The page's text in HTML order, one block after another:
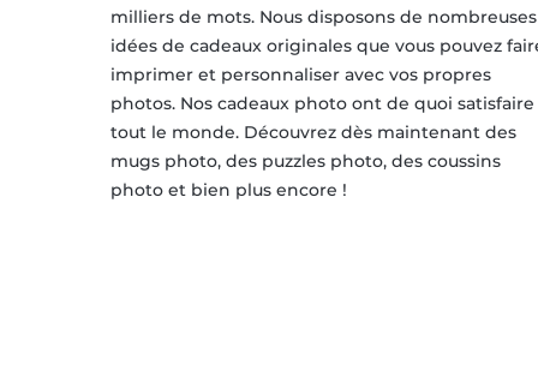
milliers de mots. Nous disposons de nombreuses
idées de cadeaux originales que vous pouvez
imprimer et personnaliser avec vos propres
photos. Nos cadeaux photo ont de quoi satisfaire
tout le monde. Découvrez dès maintenant des
mugs photo, des puzzles photo, des coussins
photo et bien plus encore !